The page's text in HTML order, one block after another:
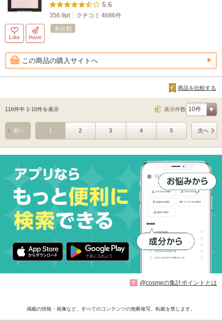
5.6
356.9pt クチコミ 4686件
Like Have
未分類
この商品の購入サイトへ
商品を比較する
116件中 1-10件を表示 表示件数
1 2 3 4 5
前へ 次へ
? @cosmeの集計ポイントとは
掲載の情報・画像など、すべてのコンテンツの無断複写、転載を禁じます。